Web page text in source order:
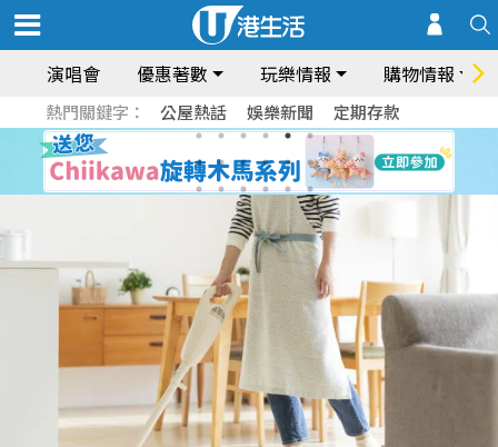
演唱會 優惠著數 玩樂情報 購物情報
熱門關鍵字： 公屋熱話 娛樂新聞 定期存款